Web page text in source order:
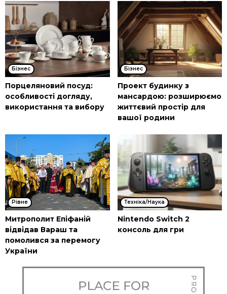
Бізнес
Порцеляновий посуд:
особливості догляду,
використання та вибору
Бізнес
Проект будинку з
мансардою: розширюємо
життєвий простір для
вашої родини
Рівне
Митрополит Епіфаній
відвідав Вараш та
помолився за перемогу
України
Техніка/Наука
Nintendo Switch 2
консоль для гри